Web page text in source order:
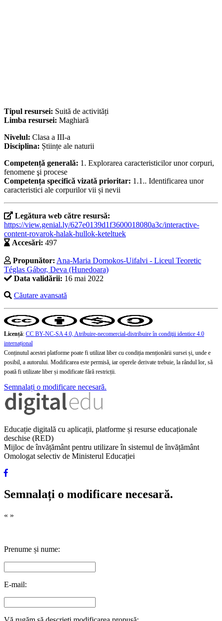
Tipul resursei: Suită de activități
Limba resursei: Maghiară
Nivelul: Clasa a III-a
Disciplina: Științe ale naturii
Competență generală: 1. Explorarea caracteristicilor unor corpuri,
fenomene şi procese
Competența specifică vizată prioritar: 1.1.. Identificarea unor
caracteristici ale corpurilor vii și nevii
Legătura web către resursă:
https://view.genial.ly/627e0139d1f3600018080a3c/interactive-
content-rovarok-halak-hullok-keteltuek
Accesări: 497
Propunător: Ana-Maria Domokos-Uifalvi - Liceul Teoretic
Téglas Gábor, Deva (Hunedoara)
Data validării: 16 mai 2022
Căutare avansată
Licență: CC BY-NC-SA 4.0, Atribuire-necomercial-distribuire în condiţii identice 4.0
internațional
Conținutul acestei platforme poate fi utilizat liber cu condiția menționării sursei și, unde e
posibil, a autorului. Modificarea este permisă, iar operele derivate trebuie, la rândul lor, să
poată fi utilizate liber și modificate fără restricții.
Semnalați o modificare necesară.
Educație digitală cu aplicații, platforme și resurse educaționale
deschise (RED)
Mijloc de învățământ pentru utilizare în sistemul de învățământ
Omologat selectiv de Ministerul Educației
Semnalați o modificare necesară.
« »
Prenume și nume:
E-mail: